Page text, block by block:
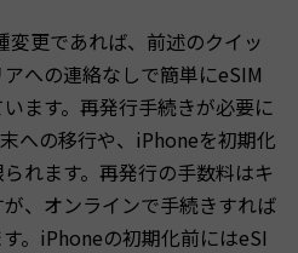
更であれば、前述のクイッ
への連絡なしで簡単にeSIM
ます。再発行手続きが必要に
への移行や、iPhoneを初期化
れます。再発行の手数料はキ
、オンラインで手続きすれば
。iPhoneの初期化前にはeSI